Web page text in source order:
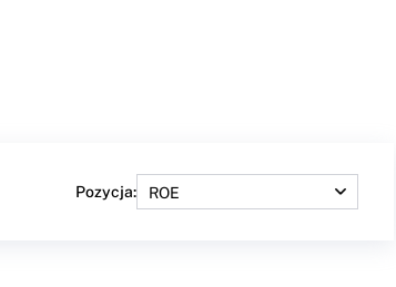
Pozycja: